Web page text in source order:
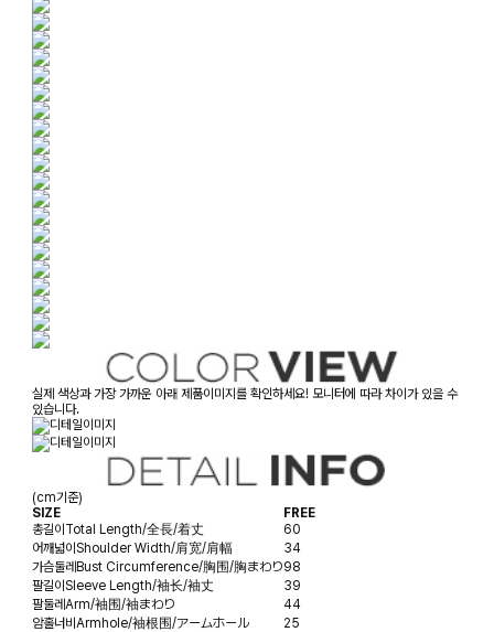
실제 색상과 가장 가까운 아래 제품이미지를 확인하세요! 모니터에 따라 차이가 있을 수
있습니다.
(cm기준)
SIZE
FREE
총길이Total Length/全長/着丈
60
어깨넓이Shoulder Width/肩宽/肩幅
34
가슴둘레Bust Circumference/胸围/胸まわり98
팔길이Sleeve Length/袖长/袖丈
39
팔둘레Arm/袖围/袖まわり
44
암홀너비Armhole/袖根围/アームホール
25